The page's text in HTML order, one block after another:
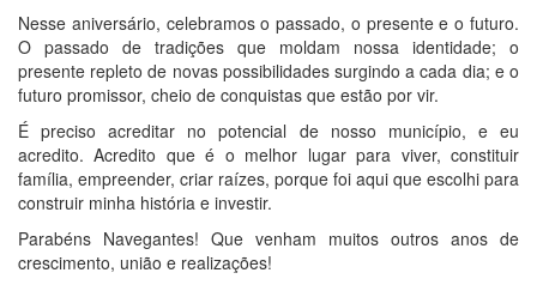
Nesse aniversário, celebramos o passado, o presente e o futuro.
O passado de tradições que moldam nossa identidade; o
presente repleto de novas possibilidades surgindo a cada dia; e o
futuro promissor, cheio de conquistas que estão por vir.
É preciso acreditar no potencial de nosso município, e eu
acredito. Acredito que é o melhor lugar para viver, constituir
família, empreender, criar raízes, porque foi aqui que escolhi para
construir minha história e investir.
Parabéns Navegantes! Que venham muitos outros anos de
crescimento, união e realizações!